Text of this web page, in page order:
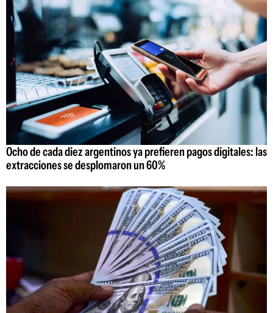
Ocho de cada diez argentinos ya prefieren pagos digitales: las
extracciones se desplomaron un 60%